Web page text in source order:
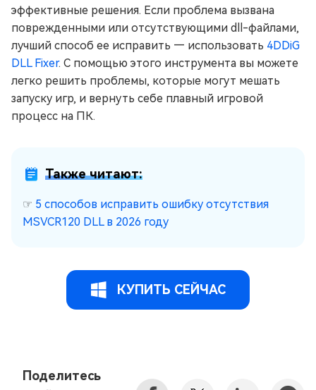
эффективные решения. Если проблема вызвана
поврежденными или отсутствующими dll-файлами,
лучший способ ее исправить — использовать 4DDiG
DLL Fixer. С помощью этого инструмента вы можете
легко решить проблемы, которые могут мешать
запуску игр, и вернуть себе плавный игровой
процесс на ПК.
Также читают:
☞ 5 способов исправить ошибку отсутствия
MSVCR120 DLL в 2026 году
КУПИТЬ СЕЙЧАС
Поделитесь